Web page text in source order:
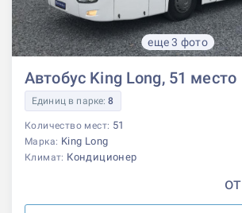
еще 3 фото
Автобус King Long, 51 место
Единиц в парке:8
Количество мест: 51
Марка: King Long
Климат: Кондиционер
от